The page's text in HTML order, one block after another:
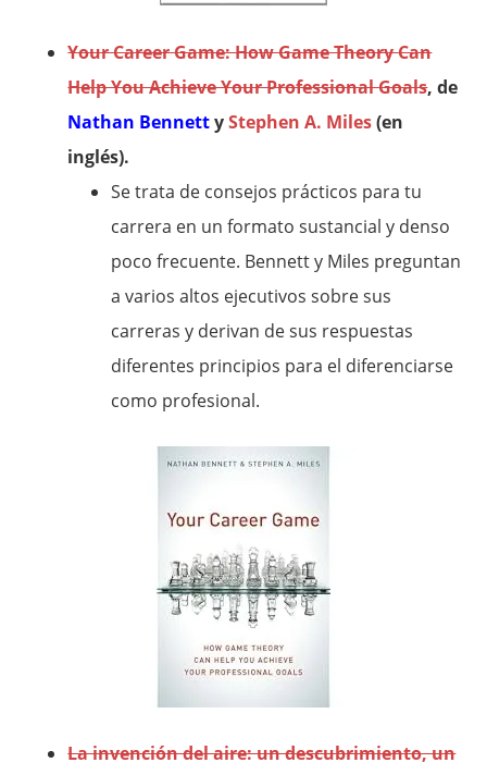
Your Career Game: How Game Theory Can
Help You Achieve Your Professional Goals, de
Nathan BennettyStephen A. Miles(en
inglés).
Se trata de consejos prácticos para tu
carrera en un formato sustancial y denso
poco frecuente. Bennett y Miles preguntan
a varios altos ejecutivos sobre sus
carreras y derivan de sus respuestas
diferentes principios para el diferenciarse
como profesional.
La invención del aire: un descubrimiento, un